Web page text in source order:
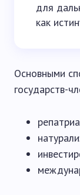
для
как
Основными
государств-